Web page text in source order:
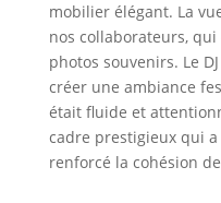
mobilier élégant. La
nos collaborateurs,
photos souvenirs. Le
créer une ambiance
était fluide et
cadre prestigieux qui
renforcé la cohésion